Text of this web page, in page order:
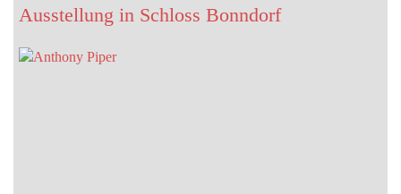
Ausstellung in Schloss Bonndorf